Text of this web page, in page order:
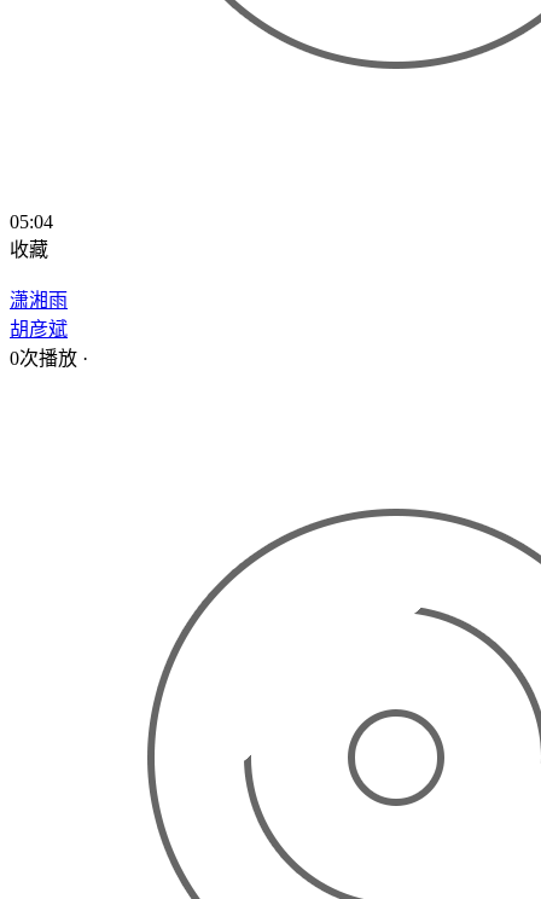
05:04
收藏
潇湘雨
胡彦斌
0次播放 ·